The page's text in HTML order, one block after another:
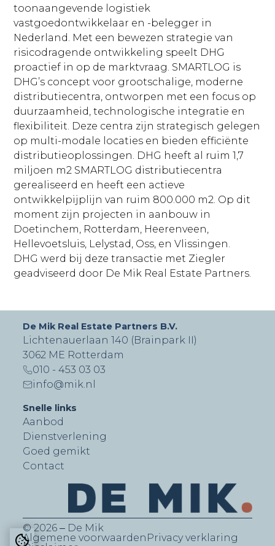
toonaangevende logistiek
vastgoedontwikkelaar en -belegger in
Nederland. Met een bewezen strategie van
risicodragende ontwikkeling speelt DHG
proactief in op de marktvraag. SMARTLOG is
DHG’s concept voor grootschalige, moderne
distributiecentra, ontworpen met een focus op
duurzaamheid, technologische integratie en
flexibiliteit. Deze centra zijn strategisch gelegen
op multi-modale locaties en bieden efficiënte
distributieoplossingen. DHG heeft al ruim 1,7
miljoen m2 SMARTLOG distributiecentra
gerealiseerd en heeft een actieve
ontwikkelpijplijn van ruim 800.000 m2. Op dit
moment zijn projecten in aanbouw in
Doetinchem, Rotterdam, Heerenveen,
Hellevoetsluis, Lelystad, Oss, en Vlissingen.
DHG werd bij deze transactie met Ziegler
geadviseerd door De Mik Real Estate Partners.
De Mik Real Estate Partners B.V.
Lichtenauerlaan 140 (Brainpark II)
3062 ME Rotterdam
010 - 453 03 03
info@mik.nl
Snelle links
Aanbod
Dienstverlening
Goed gemikt
Contact
© 2026 ‒ De Mik
Algemene voorwaarden Privacy verklaring